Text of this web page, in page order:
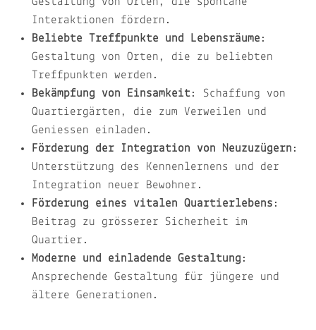
Interaktionen fördern.
Beliebte Treffpunkte und Lebensräume :
Gestaltung von Orten, die zu beliebten
Treffpunkten werden.
Bekämpfung von Einsamkeit: Schaffung von
Quartiergärten, die zum Verweilen und
Geniessen einladen.
Förderung der Integration von Neuzuzügern :
Unterstützung des Kennenlernens und der
Integration neuer Bewohner.
Förderung eines vitalen Quartierlebens :
Beitrag zu grösserer Sicherheit im
Quartier.
Moderne und einladende Gestaltung:
Ansprechende Gestaltung für jüngere und
ältere Generationen.